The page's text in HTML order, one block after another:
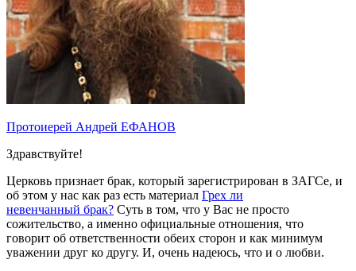
Протоиерей Андрей ЕФАНОВ
Здравствуйте!
Церковь признает брак, который зарегистрирован в ЗАГСе, и
об этом у нас как раз есть материал Грех ли
невенчанный брак? Суть в том, что у Вас не просто
сожительство, а именно официальные отношения, что
говорит об ответственности обеих сторон и как минимум
уважении друг ко другу. И, очень надеюсь, что и о любви.